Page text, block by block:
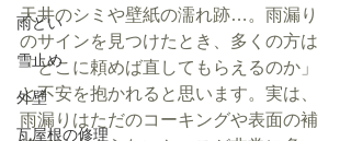
雨どい
雪止め
外壁
瓦屋根の修理
天井のシミや壁紙の濡れ跡…。雨漏り
のサインを見つけたとき、多くの方は
「どこに頼めば直してもらえるのか」
と不安を抱かれると思います。実は、
雨漏りはただのコーキングや表面の補